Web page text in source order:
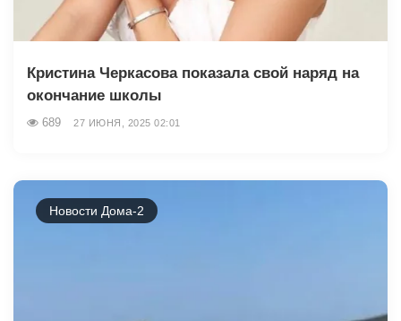
Кристина Черкасова показала свой наряд на
окончание школы
689 27 ИЮНЯ, 2025 02:01
Новости Дома-2